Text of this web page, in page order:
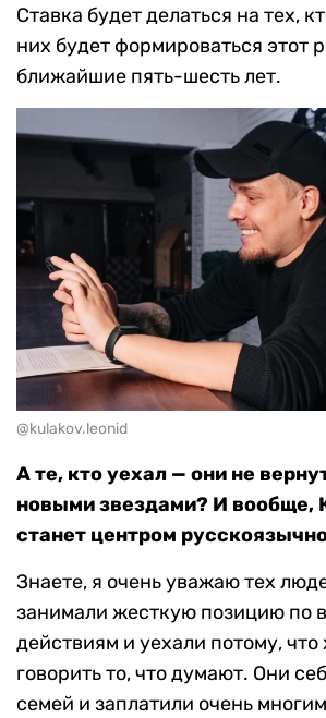
Ставка будет делаться на тех,
них будет формироваться этот
ближайшие пять-шесть лет.
@kulakov.leonid
А те, кто уехал — они не
новыми звездами? И вообще,
станет центром
Знаете, я очень уважаю тех
занимали жесткую позицию по
действиям и уехали потому,
говорить то, что думают. Они
семей и заплатили очень